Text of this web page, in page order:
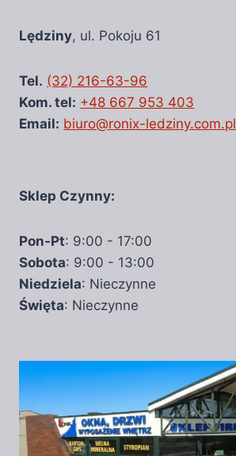
Lędziny, ul. Pokoju 61
Tel. (32) 216-63-96
Kom. tel: +48 667 953 403
Email: biuro@ronix-ledziny.com.pl
Sklep Czynny:
Pon-Pt: 9:00 - 17:00
Sobota: 9:00 - 13:00
Niedziela: Nieczynne
Święta: Nieczynne